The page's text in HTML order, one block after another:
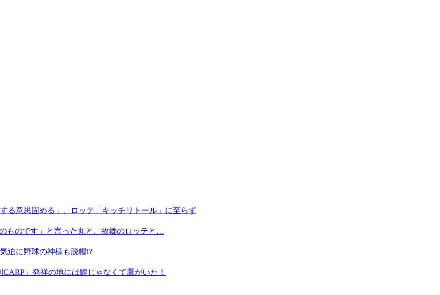
る意思固める」、ロッテ「キッチリトール」に至らず
ものです」と言った丸と、故郷のロッテと…
迫に野球の神様も脱帽!?
」発祥の地には鯉じゃなくて鷹がいた！